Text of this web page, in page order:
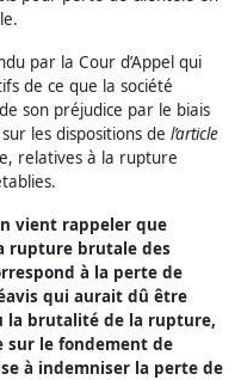
par la Cour d’Appel qui
de ce que la société
son préjudice par le biais
les dispositions del’article
relatives à la rupture
vient rappeler que
rupture brutale des
à la perte de
qui aurait dû être
la brutalité de la rupture,
sur le fondement de
à indemniser la perte de